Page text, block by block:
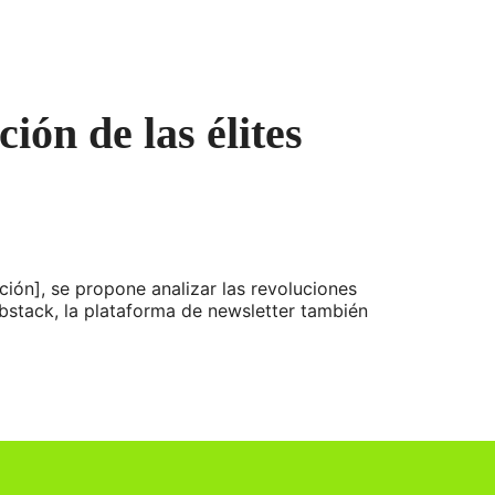
de las élites
se propone analizar las revoluciones
la plataforma de newsletter también